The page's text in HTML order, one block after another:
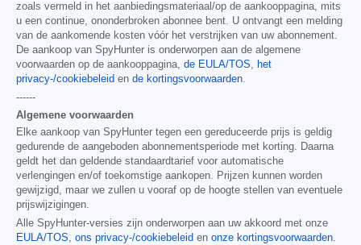
zoals vermeld in het aanbiedingsmateriaal/op de aankooppagina, mits
u een continue, ononderbroken abonnee bent. U ontvangt een melding
van de aankomende kosten vóór het verstrijken van uw abonnement.
De aankoop van SpyHunter is onderworpen aan de algemene
voorwaarden op de aankooppagina, de EULA/TOS, het
privacy-/cookiebeleid en de kortingsvoorwaarden.
------
Algemene voorwaarden
Elke aankoop van SpyHunter tegen een gereduceerde prijs is geldig
gedurende de aangeboden abonnementsperiode met korting. Daarna
geldt het dan geldende standaardtarief voor automatische
verlengingen en/of toekomstige aankopen. Prijzen kunnen worden
gewijzigd, maar we zullen u vooraf op de hoogte stellen van eventuele
prijswijzigingen.
Alle SpyHunter-versies zijn onderworpen aan uw akkoord met onze
EULA/TOS, ons privacy-/cookiebeleid en onze kortingsvoorwaarden.